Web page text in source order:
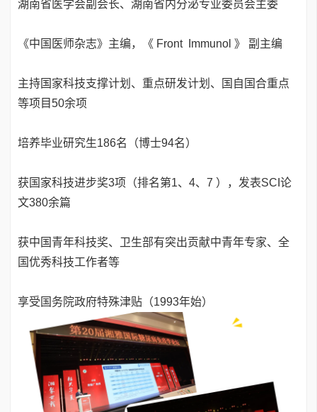
湖南省医学会副会长、湖南省内分泌专业委员会主委
《中国医师杂志》主编，《 Front Immunol 》 副主编
主持国家科技支撑计划、重点研发计划、国自国合重点
等项目50余项
培养毕业研究生186名（博士94名）
获国家科技进步奖3项（排名第1、4、7 ），发表SCI论
文380余篇
获中国青年科技奖、卫生部有突出贡献中青年专家、全
国优秀科技工作者等
享受国务院政府特殊津贴（1993年始）